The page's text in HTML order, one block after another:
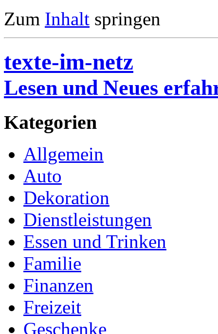
Zum Inhalt springen
texte-im-netz
Lesen und Neues
Kategorien
Allgemein
Auto
Dekoration
Dienstleistungen
Essen und Trinken
Familie
Finanzen
Freizeit
Geschenke